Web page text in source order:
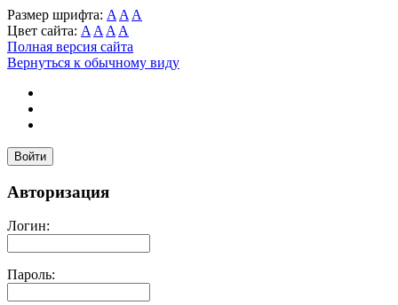
Размер шрифта: A A A
Цвет сайта: A A A A
Полная версия сайта
Вернуться к обычному виду
Войти
Авторизация
Логин:
Пароль: